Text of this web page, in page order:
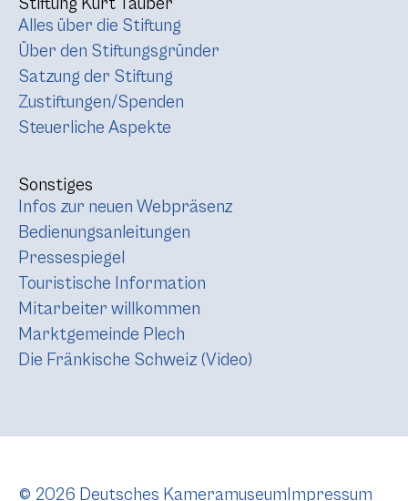
Alles über die Stiftung
Über den Stiftungsgründer
Satzung der Stiftung
Zustiftungen/Spenden
Steuerliche Aspekte
Sonstiges
Infos zur neuen Webpräsenz
Bedienungsanleitungen
Pressespiegel
Touristische Information
Mitarbeiter willkommen
Marktgemeinde Plech
Die Fränkische Schweiz (Video)
© 2026 Deutsches Kameramuseum Impressum